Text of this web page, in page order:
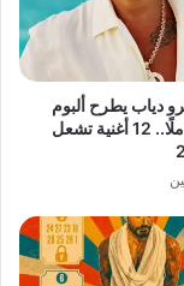
دياب يطرح ألبوم
«حبيتك» كاملًا.. 12 أغنية تشعل